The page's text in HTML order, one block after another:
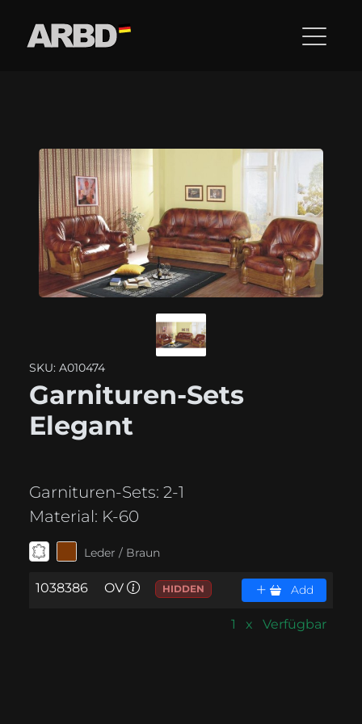
SKU: A010474
Garnituren-Sets
Elegant
Garnituren-Sets: 2-1
Material: K-60
Leder / Braun
1038386 OV HIDDEN Add
1 x Verfügbar